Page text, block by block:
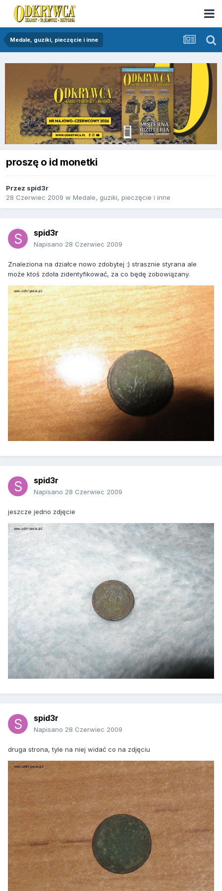
Medale, guziki, pieczęcie i inne
proszę o id monetki
Przez spid3r
28 Czerwiec 2009 w Medale, guziki, pieczęcie i inne
spid3r
Napisano 28 Czerwiec 2009
Znaleziona na działce nowo zdobytej :) strasznie styrana ale
może ktoś zdoła zidentyfikować, za co będę zobowiązany.
spid3r
Napisano 28 Czerwiec 2009
jeszcze jedno zdjęcie
spid3r
Napisano 28 Czerwiec 2009
druga strona, tyle na niej widać co na zdjęciu